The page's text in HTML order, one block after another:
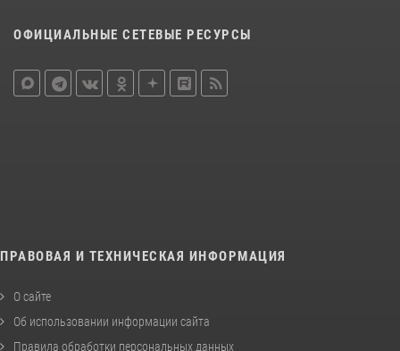
ОФИЦИАЛЬНЫЕ СЕТЕВЫЕ РЕСУРСЫ
ПРАВОВАЯ И ТЕХНИЧЕСКАЯ ИНФОРМАЦИЯ
О сайте
Об использовании информации сайта
Правила обработки персональных данных